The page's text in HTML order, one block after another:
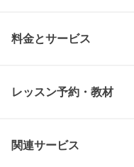
料金とサービス
レッスン予約・教材
関連サービス